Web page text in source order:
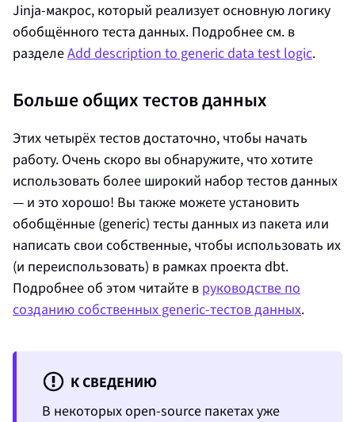
Jinja‑макрос, который реализует основную логику
обобщённого теста данных. Подробнее см. в
разделеAdd description to generic data test logic.
Больше общих тестов данных
Этих четырёх тестов достаточно, чтобы начать
работу. Очень скоро вы обнаружите, что хотите
использовать более широкий набор тестов данных
— и это хорошо! Вы также можете установить
обобщённые (generic) тесты данных из пакета или
написать свои собственные, чтобы использовать их
(и переиспользовать) в рамках проекта dbt.
Подробнее об этом читайте в руководстве по
созданию собственных generic‑тестов данных.
К СВЕДЕНИЮ
В некоторых open‑source пакетах уже